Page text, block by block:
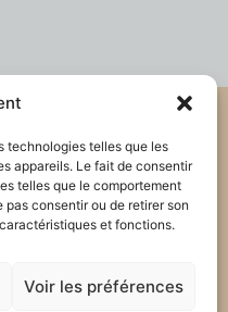
technologies telles que les
appareils. Le fait de consentir
telles que le comportement
consentir ou de retirer son
et fonctions.
Voir les préférences